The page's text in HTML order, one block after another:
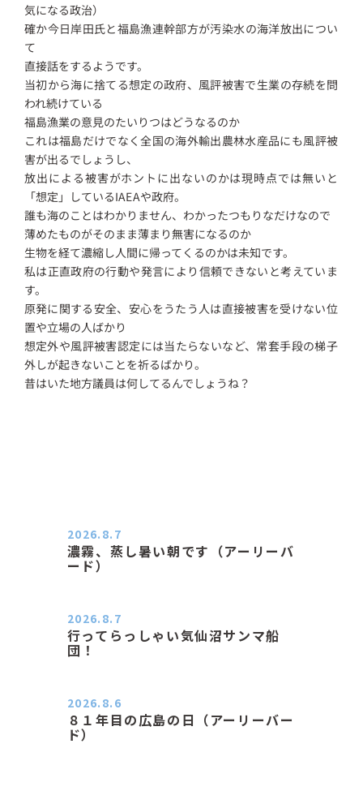
気になる政治）
確か今日岸田氏と福島漁連幹部方が汚染水の海洋放出につい
て
直接話をするようです。
当初から海に捨てる想定の政府、風評被害で生業の存続を問
われ続けている
福島漁業の意見のたいりつはどうなるのか
これは福島だけでなく全国の海外輸出農林水産品にも風評被
害が出るでしょうし、
放出による被害がホントに出ないのかは現時点では無いと
「想定」しているIAEAや政府。
誰も海のことはわかりません、わかったつもりなだけなので
薄めたものがそのまま薄まり無害になるのか
生物を経て濃縮し人間に帰ってくるのかは未知です。
私は正直政府の行動や発言により信頼できないと考えていま
す。
原発に関する安全、安心をうたう人は直接被害を受けない位
置や立場の人ばかり
想定外や風評被害認定には当たらないなど、常套手段の梯子
外しが起きないことを祈るばかり。
昔はいた地方議員は何してるんでしょうね？
濃霧、蒸し暑い朝です（アーリーバ
ード）
2026.8.7
行ってらっしゃい気仙沼サンマ船
団！
2026.8.7
８１年目の広島の日（アーリーバー
ド）
2026.8.6